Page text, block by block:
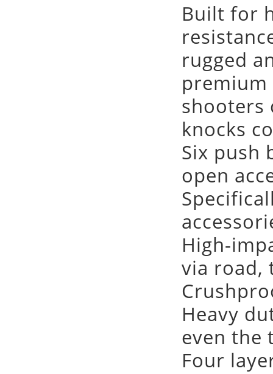
Built for
rugged
shooters
knocks
Six push
open
High-
via road,
Heavy
even the
Four